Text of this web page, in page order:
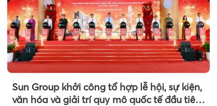
Sun Group khởi công tổ hợp lễ hội, sự kiện,
văn hóa và giải trí quy mô quốc tế đầu tiên